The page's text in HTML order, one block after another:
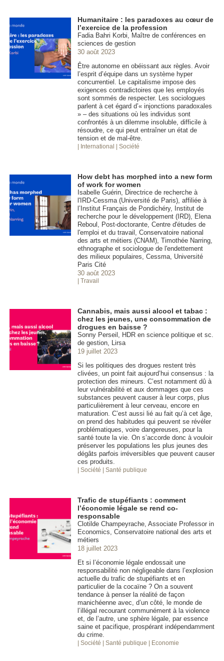
Humanitaire : les paradoxes au cœur de
l’exercice de la profession
Fadia Bahri Korbi, Maître de conférences en
sciences de gestion
30 août 2023
Être autonome en obéissant aux règles. Avoir
l’esprit d’équipe dans un système hyper
concurrentiel. Le capitalisme impose des
exigences contradictoires que les employés
sont sommés de respecter. Les sociologues
parlent à cet égard d’« injonctions paradoxales
» – des situations où les individus sont
confrontés à un dilemme insoluble, difficile à
résoudre, ce qui peut entraîner un état de
tension et de mal-être.
| International | Société
How debt has morphed into a new form
of work for women
Isabelle Guérin, Directrice de recherche à
l'IRD-Cessma (Université de Paris), affiliée à
l’Institut Français de Pondichéry, Institut de
recherche pour le développement (IRD), Elena
Reboul, Post-doctorante, Centre d'études de
l'emploi et du travail, Conservatoire national
des arts et métiers (CNAM), Timothée Narring,
ethnographe et sociologue de l'endettement
des milieux populaires, Cessma, Université
Paris Cité
30 août 2023
| Travail
Cannabis, mais aussi alcool et tabac :
chez les jeunes, une consommation de
drogues en baisse ?
Sonny Perseil, HDR en science politique et sc.
de gestion, Lirsa
19 juillet 2023
Si les politiques des drogues restent très
clivées, un point fait aujourd’hui consensus : la
protection des mineurs. C’est notamment dû à
leur vulnérabilité et aux dommages que ces
substances peuvent causer à leur corps, plus
particulièrement à leur cerveau, encore en
maturation. C’est aussi lié au fait qu’à cet âge,
on prend des habitudes qui peuvent se révéler
problématiques, voire dangereuses, pour la
santé toute la vie. On s’accorde donc à vouloir
préserver les populations les plus jeunes des
dégâts parfois irréversibles que peuvent causer
ces produits.
| Société | Santé publique
Trafic de stupéfiants : comment
l’économie légale se rend co-
responsable
Clotilde Champeyrache, Associate Professor in
Economics, Conservatoire national des arts et
métiers
18 juillet 2023
Et si l’économie légale endossait une
responsabilité non négligeable dans l’explosion
actuelle du trafic de stupéfiants et en
particulier de la cocaïne ? On a souvent
tendance à penser la réalité de façon
manichéenne avec, d’un côté, le monde de
l’illégal recourant communément à la violence
et, de l’autre, une sphère légale, par essence
saine et pacifique, prospérant indépendamment
du crime.
| Société | Santé publique | Economie